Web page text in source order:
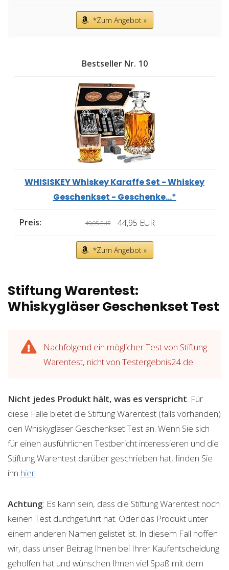
*Zum Angebot »
10
WHISISKEY Whiskey Karaffe Set - Whiskey
Geschenkset - Geschenke...*
49,95 EUR 44,95 EUR
*Zum Angebot »
Stiftung Warentest:
Whiskygläser Geschenkset Test
Nachfolgend ein möglicher Test von Stiftung
Warentest, nicht von Testergebnis24.de.
Nicht jedes Produkt hält, was es verspricht. Für
diese Fälle bietet die Stiftung Warentest (falls vorhanden)
den Whiskygläser Geschenkset Test an. Wenn Sie sich
für einen ausführlichen Testbericht interessieren und die
Stiftung Warentest darüber geschrieben hat, finden Sie
ihn hier.
Achtung: Es kann sein, dass die Stiftung Warentest noch
keinen Test durchgeführt hat. Oder das Produkt unter
einem anderen Namen gelistet ist. In diesem Fall hoffen
wir, dass unser Beitrag Ihnen bei Ihrer Kaufentscheidung
geholfen hat und wünschen Ihnen viel Spaß mit dem